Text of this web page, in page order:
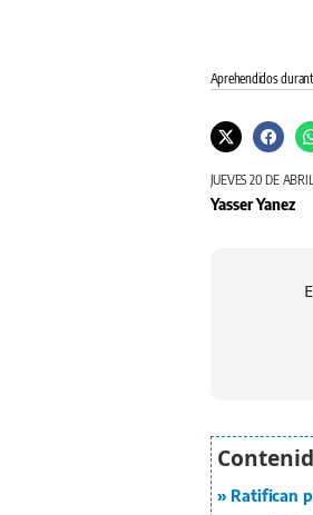
Aprehendidos
JUEVES 20 DE
Yasser Yanez
Ratifican